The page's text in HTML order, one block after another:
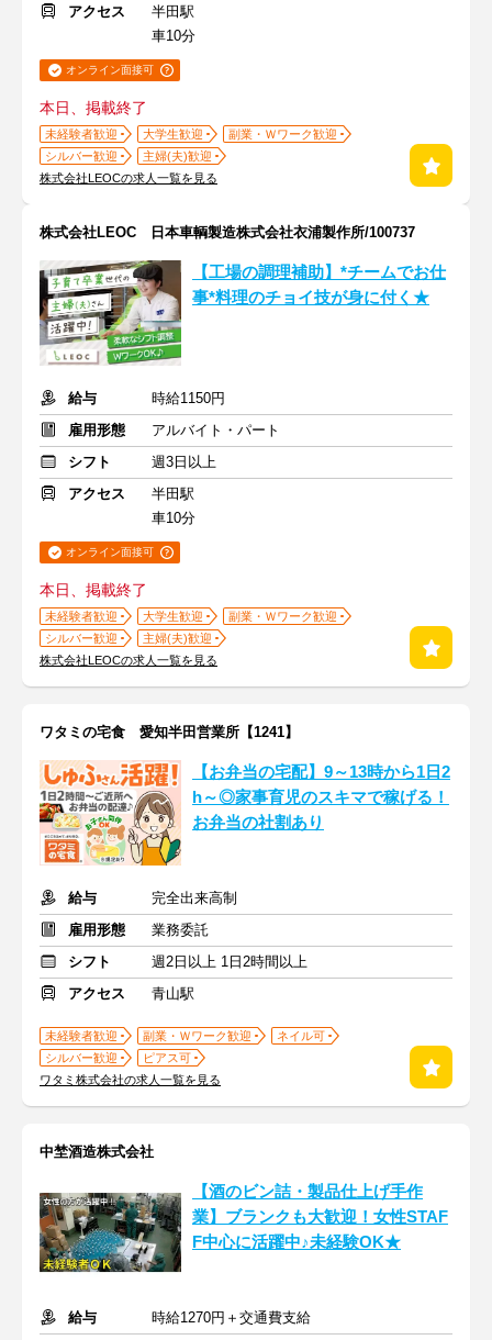
アクセス
半田駅
車10分
オンライン面接可
本日、掲載終了
未経験者歓迎 大学生歓迎
副業・Ｗワーク歓迎
シルバー歓迎
主婦(夫)歓迎
株式会社LEOCの求人一覧を見る
株式会社LEOC 日本車輌製造株式会社衣浦製作所/100737
【工場の調理補助】*チームでお仕
事*料理のチョイ技が身に付く★
給与
時給1150円
雇用形態
アルバイト・パート
シフト
週3日以上
アクセス
半田駅
車10分
オンライン面接可
本日、掲載終了
未経験者歓迎 大学生歓迎
副業・Ｗワーク歓迎
シルバー歓迎
主婦(夫)歓迎
株式会社LEOCの求人一覧を見る
ワタミの宅食 愛知半田営業所【1241】
【お弁当の宅配】9～13時から1日2
h～◎家事育児のスキマで稼げる！
お弁当の社割あり
給与
完全出来高制
雇用形態
業務委託
シフト
週2日以上 1日2時間以上
アクセス
青山駅
未経験者歓迎 副業・Ｗワーク歓迎
ネイル可
シルバー歓迎
ピアス可
ワタミ株式会社の求人一覧を見る
中埜酒造株式会社
【酒のビン詰・製品仕上げ手作
業】ブランクも大歓迎！女性STAF
F中心に活躍中♪未経験OK★
給与
時給1270円＋交通費支給